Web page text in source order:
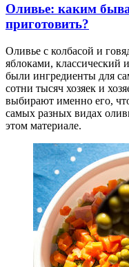
Оливье: каким
приготовить?
Оливье с колбасой и
яблоками,
были ингредиенты для
сотни тысяч хозяек и
выбирают именно его,
самых разных видах
этом материале.